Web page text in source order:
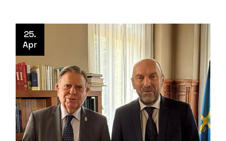
25.
Apr